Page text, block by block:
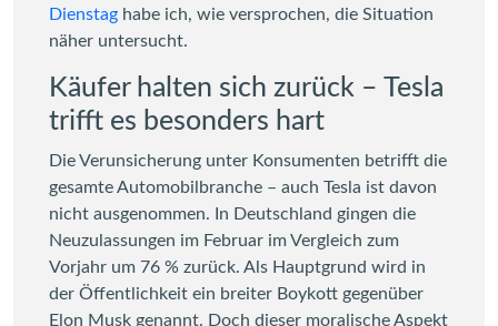
Dienstag habe ich, wie versprochen, die Situation
näher untersucht.
Käufer halten sich zurück – Tesla
trifft es besonders hart
Die Verunsicherung unter Konsumenten betrifft die
gesamte Automobilbranche – auch Tesla ist davon
nicht ausgenommen. In Deutschland gingen die
Neuzulassungen im Februar im Vergleich zum
Vorjahr um 76 % zurück. Als Hauptgrund wird in
der Öffentlichkeit ein breiter Boykott gegenüber
Elon Musk genannt. Doch dieser moralische Aspekt